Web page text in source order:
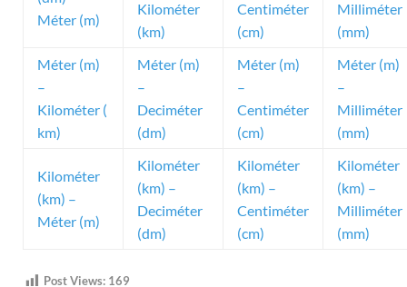
Méter (m)
Kilométer
(km)
Centiméter
(cm)
Milliméter
(mm)
Méter (m)
–
Kilométer (
km)
Méter (m)
–
Deciméter
(dm)
Méter (m)
–
Centiméter
(cm)
Méter (m)
–
Milliméter
(mm)
Kilométer
(km) –
Méter (m)
Kilométer
(km) –
Deciméter
(dm)
Kilométer
(km) –
Centiméter
(cm)
Kilométer
(km) –
Milliméter
(mm)
Post Views: 169